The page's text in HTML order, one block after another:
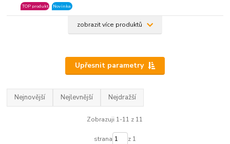
TOP produkt Novinka
zobrazit více produktů
Upřesnit parametry
Nejnovější Nejlevnější Nejdražší
Zobrazuji 1-11 z 11
strana z 1